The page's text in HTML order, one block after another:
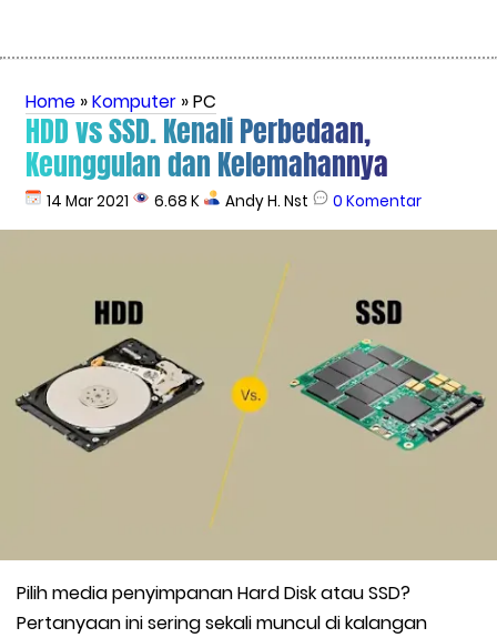
Home»Komputer» PC
HDD vs SSD. Kenali Perbedaan,
Keunggulan dan Kelemahannya
14 Mar 2021 6.68 K Andy H. Nst 0 Komentar
Pilih media penyimpanan Hard Disk atau SSD?
Pertanyaan ini sering sekali muncul di kalangan